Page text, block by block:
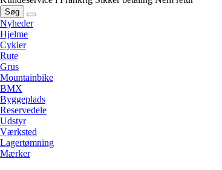
Søg
Nyheder
Hjelme
Cykler
Rute
Grus
Mountainbike
BMX
Byggeplads
Reservedele
Udstyr
Værksted
Lagertømning
Mærker